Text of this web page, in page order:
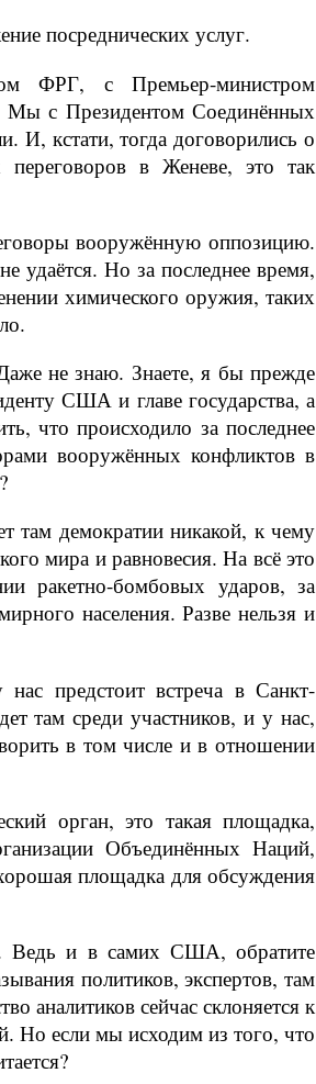
посреднических услуг.
ФРГ, с Премьер-министром
Мы с Президентом Соединённых
И, кстати, тогда договорились о
в Женеве, это так
вооружённую оппозицию.
удаётся. Но за последнее время,
химического оружия, таких
не знаю. Знаете, я бы прежде
США и главе государства, а
что происходило за последнее
вооружённых конфликтов в
там демократии никакой, к чему
мира и равновесия. На всё это
ракетно-бомбовых ударов, за
населения. Разве нельзя и
предстоит встреча в Санкт-
там среди участников, и у нас,
в том числе и в отношении
орган, это такая площадка,
Объединённых Наций,
площадка для обсуждения
Ведь и в самих США, обратите
политиков, экспертов, там
аналитиков сейчас склоняется к
Но если мы исходим из того, что